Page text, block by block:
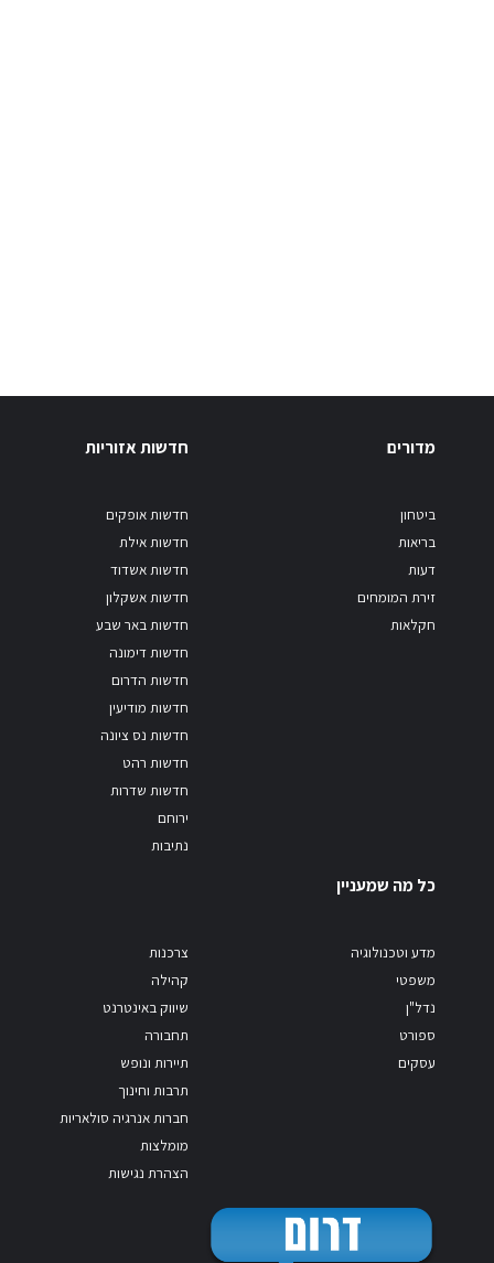
מדורים
ביטחון
בריאות
דעות
זירת המומחים
חקלאות
חדשות אזוריות
חדשות אופקים
חדשות אילת
חדשות אשדוד
חדשות אשקלון
חדשות באר שבע
חדשות דימונה
חדשות הדרום
חדשות מודיעין
חדשות נס ציונה
חדשות רהט
חדשות שדרות
ירוחם
נתיבות
כל מה שמעניין
מדע וטכנולוגיה
משפטי
נדל"ן
ספורט
עסקים
צרכנות
קהילה
שיווק באינטרנט
תחבורה
תיירות ונופש
תרבות וחינוך
חברות אנרגיה סולאריות
מומלצות
הצהרת נגישות